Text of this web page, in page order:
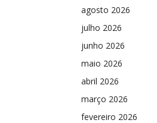
agosto 2026
julho 2026
junho 2026
maio 2026
abril 2026
março 2026
fevereiro 2026